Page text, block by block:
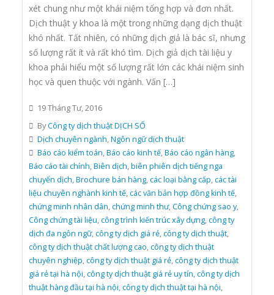
xét chung như một khái niệm tổng hợp và đơn nhất.
Dịch thuật y khoa là một trong những dạng dịch thuật
khó nhất. Tất nhiên, có những dịch giả là bác sĩ, nhưng
số lượng rất ít và rất khó tìm. Dịch giả dịch tài liệu y
khoa phải hiểu một số lượng rất lớn các khái niệm sinh
học và quen thuộc với ngành. Vấn […]
19 Tháng Tư, 2016
ByCông ty dịch thuật DỊCH SỐ
Dịch chuyên ngành,Ngôn ngữ dịch thuật
Báo cáo kiểm toán,Báo cáo kinh tế,Báo cáo ngân hàng,
Báo cáo tài chính,Biên dịch,biên phiên dịch tiếng nga
chuyển dịch,Brochure bán hàng,các loại bằng cấp,các tài
liệu chuyên nghành kinh tế,các văn bản hợp đồng kinh tế,
chứng minh nhân dân,chứng minh thư,Công chứng sao y,
Công chứng tài liệu,công trình kiến trúc xây dựng,công ty
dịch đa ngôn ngữ,công ty dịch giá rẻ,công ty dịch thuật,
công ty dịch thuật chất lượng cao,công ty dịch thuật
chuyên nghiệp,công ty dịch thuật giá rẻ,công ty dịch thuật
giá rẻ tại hà nội,công ty dịch thuật giá rẻ uy tín,công ty dịch
thuật hàng đầu tại hà nội,công ty dịch thuật tại hà nội,